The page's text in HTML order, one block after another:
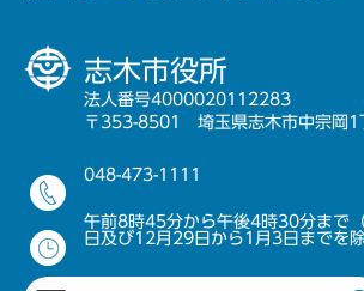
志木市役所
法人番号4000020112283
〒353-8501 埼玉県志木市中宗岡1
048-473-1111
午前8時45分から午後4時30分まで
日及び12月29日から1月3日までを除